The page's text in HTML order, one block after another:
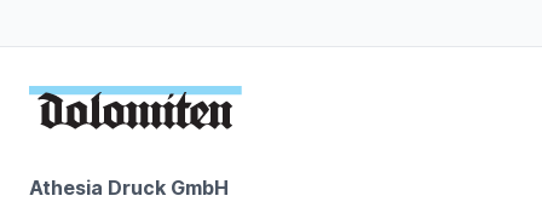
Athesia Druck GmbH